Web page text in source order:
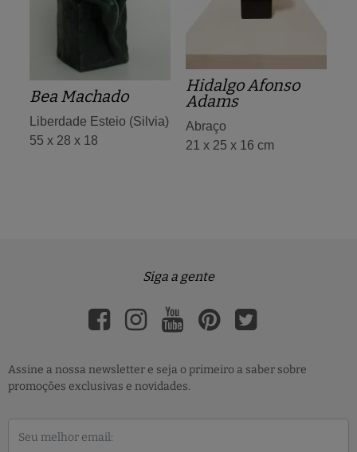
Bea Machado
Liberdade Esteio (Silvia)
55 x 28 x 18
Hidalgo Afonso
Adams
Abraço
21 x 25 x 16 cm
Siga a gente
Assine a nossa newsletter e seja o primeiro a saber sobre
promoções exclusivas e novidades.